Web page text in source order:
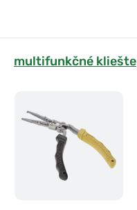
multifunkčné kliešte